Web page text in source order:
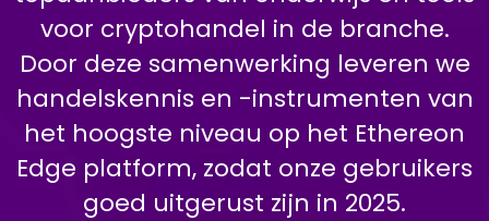
voor cryptohandel in de branche.
Door deze samenwerking leveren we
handelskennis en -instrumenten van
het hoogste niveau op het Ethereon
Edge platform, zodat onze gebruikers
goed uitgerust zijn in 2025.